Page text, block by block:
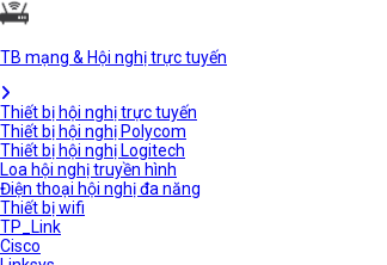
TB mạng & Hội nghị trực tuyến
Thiết bị hội nghị trực tuyến
Thiết bị hội nghị Polycom
Thiết bị hội nghị Logitech
Loa hội nghị truyền hình
Điện thoại hội nghị đa năng
Thiết bị wifi
TP_Link
Cisco